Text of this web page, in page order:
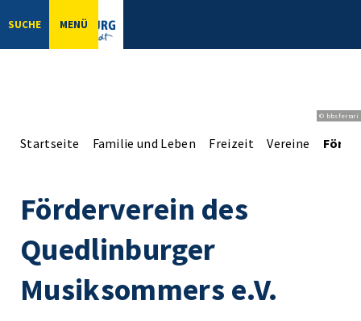
SUCHE MENÜ
© bbsferrari
Startseite Familie und Leben Freizeit Vereine
Förderverein des
Quedlinburger
Musiksommers e.V.